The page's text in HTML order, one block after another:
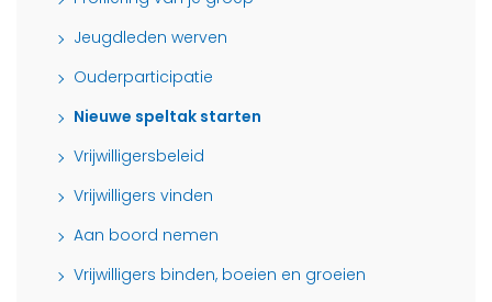
Jeugdleden werven
Ouderparticipatie
Nieuwe speltak starten
Vrijwilligersbeleid
Vrijwilligers vinden
Aan boord nemen
Vrijwilligers binden, boeien en groeien